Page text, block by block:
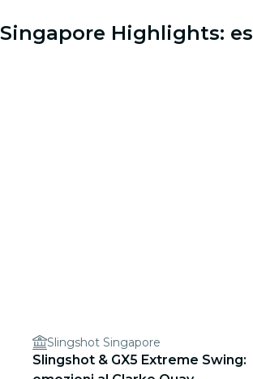
Singapore Highlights:
Slingshot Singapore
Slingshot & GX5 Extreme Swing: